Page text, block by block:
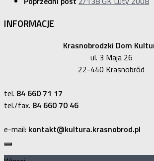
INFORMACJE
Krasnobrodzki Dom
ul. 3 Maja 26
22-440 Krasnobród
tel. 84 660 71 17
tel./fax. 84 660 70 46
e-mail: kontakt@kultura.krasnobrod.pl